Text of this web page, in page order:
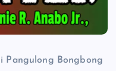
Pangulong Bongbong